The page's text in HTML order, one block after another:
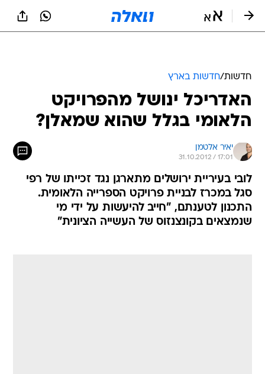
חדשות/חדשות בארץ
האדריכל ינושל מהפרויקט
הלאומי בגלל שהוא שמאלן?
יאיר אלטמן
31.10.2012 / 17:01
לובי בעיריית ירושלים מתארגן נגד זכייתו של רפי
סגל במכרז לבניית פרויקט הספרייה הלאומית.
התכנון לטענתם, "חייב להיעשות על ידי מי
שנמצאים בקונצנזוס של העשייה הציונית"